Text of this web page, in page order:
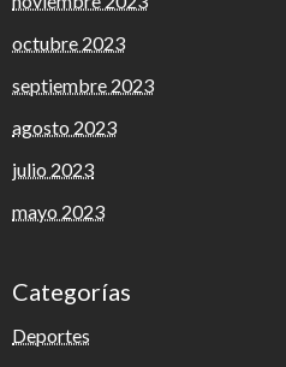
octubre 2023
septiembre 2023
agosto 2023
julio 2023
mayo 2023
Categorías
Deportes